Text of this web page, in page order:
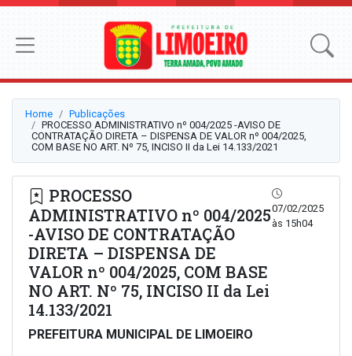
Home
Publicações
PROCESSO ADMINISTRATIVO nº 004/2025 -AVISO DE
CONTRATAÇÃO DIRETA – DISPENSA DE VALOR nº 004/2025,
COM BASE NO ART. Nº 75, INCISO II da Lei 14.133/2021
PROCESSO
ADMINISTRATIVO nº 004/2025
-AVISO DE CONTRATAÇÃO
DIRETA – DISPENSA DE
VALOR nº 004/2025, COM BASE
NO ART. Nº 75, INCISO II da Lei
14.133/2021
07/02/2025
às 15h04
PREFEITURA MUNICIPAL DE LIMOEIRO